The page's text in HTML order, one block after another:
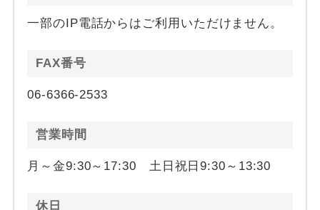
一部のIP電話からはご利用いただけません。
FAX番号
06-6366-2533
営業時間
月～金9:30～17:30 土日祝日9:30～13:30
休日